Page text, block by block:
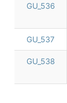
GU_536
GU_537
GU_538